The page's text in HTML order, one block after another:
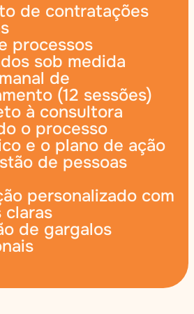
de contratações
processos
sob medida
de
(12 sessões)
à consultora
o processo
e o plano de ação
de pessoas
personalizado com
claras
de gargalos